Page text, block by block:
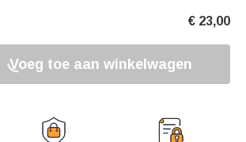
€ 23,00
Voeg toe aan winkelwagen